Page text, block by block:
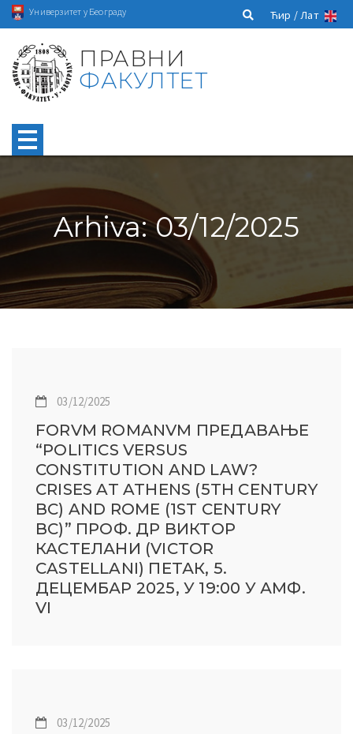
Универзитет у Београду Ћир /Лат
ПРАВНИ
ФАКУЛТЕТ
Arhiva: 03/12/2025
03/12/2025
FORVM ROMANVM ПРЕДАВАЊЕ
“POLITICS VERSUS
CONSTITUTION AND LAW?
CRISES AT ATHENS (5TH CENTURY
BC) AND ROME (1ST CENTURY
BC)” ПРОФ. ДР ВИКТОР
КАСТЕЛАНИ (VICTOR
CASTELLANI) ПЕТАК, 5.
ДЕЦЕМБАР 2025, У 19:00 У АМФ.
VI
03/12/2025